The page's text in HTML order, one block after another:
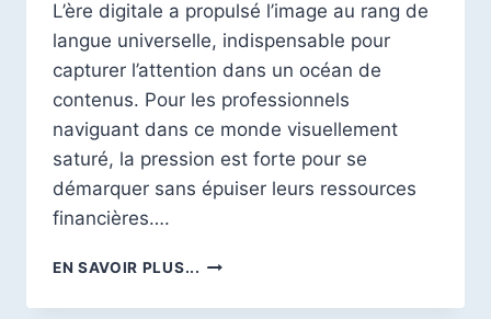
L’ère digitale a propulsé l’image au rang de
langue universelle, indispensable pour
capturer l’attention dans un océan de
contenus. Pour les professionnels
naviguant dans ce monde visuellement
saturé, la pression est forte pour se
démarquer sans épuiser leurs ressources
financières….
EN SAVOIR PLUS... TOP
DES